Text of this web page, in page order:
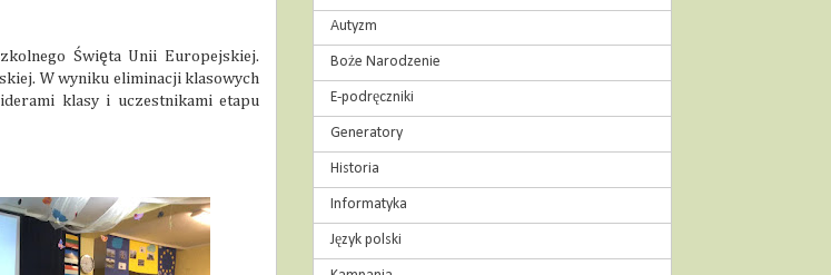
Święta Unii Europejskiej.
W wyniku eliminacji klasowych
klasy i uczestnikami etapu
Autyzm
Boże Narodzenie
E-podręczniki
Generatory
Historia
Informatyka
Język polski